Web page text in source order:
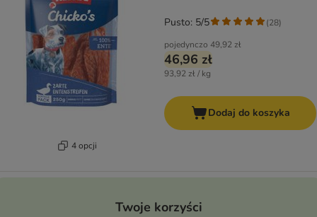
4 opcji
pojedynczo 49,92 zł
46,96 zł
93,92 zł / kg
Pusto: 5/5 (28)
Dodaj do koszyka
Twoje korzyści